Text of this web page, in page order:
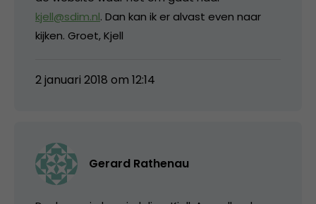
kjell@sdim.nl. Dan kan ik er alvast even naar
kijken. Groet, Kjell
2 januari 2018 om 12:14
Gerard Rathenau